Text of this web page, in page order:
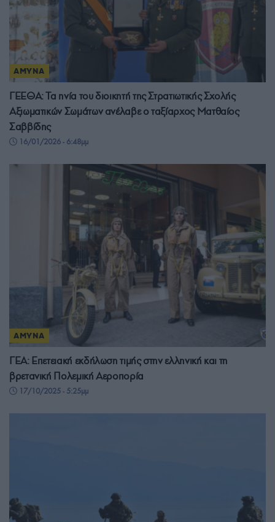
ΑΜΥΝΑ
ΓΕΕΘΑ: Τα ηνία του διοικητή της Στρατιωτικής Σχολής
Αξιωματικών Σωμάτων ανέλαβε ο ταξίαρχος Ματθαίος
Σαββίδης
16/01/2026 - 6:48μμ
ΑΜΥΝΑ
ΓΕΑ: Επετειακή εκδήλωση τιμής στην ελληνική και τη
βρετανική Πολεμική Αεροπορία
17/10/2025 - 5:25μμ